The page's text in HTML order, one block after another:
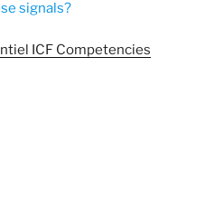
signals?
ICF Competencies